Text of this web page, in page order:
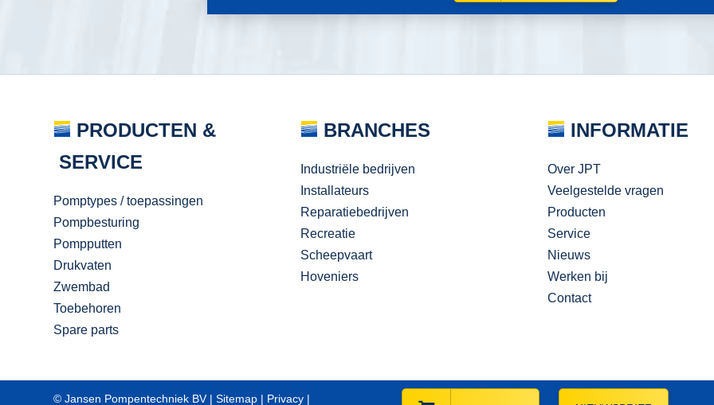
PRODUCTEN &
SERVICE
Pomptypes / toepassingen
Pompbesturing
Pompputten
Drukvaten
Zwembad
Toebehoren
Spare parts
BRANCHES
Industriële bedrijven
Installateurs
Reparatiebedrijven
Recreatie
Scheepvaart
Hoveniers
INFORMATIE
Over JPT
Veelgestelde vragen
Producten
Service
Nieuws
Werken bij
Contact
© Jansen Pompentechniek BV | Sitemap | Privacy |